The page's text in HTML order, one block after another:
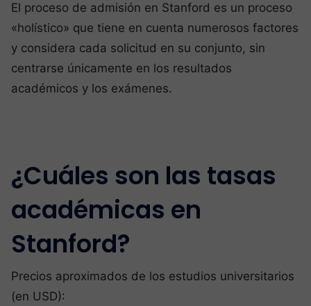
El proceso de admisión en Stanford es un proceso
«holístico» que tiene en cuenta numerosos factores
y considera cada solicitud en su conjunto, sin
centrarse únicamente en los resultados
académicos y los exámenes.
¿Cuáles son las tasas
académicas en
Stanford?
Precios aproximados de los estudios universitarios
(en USD):